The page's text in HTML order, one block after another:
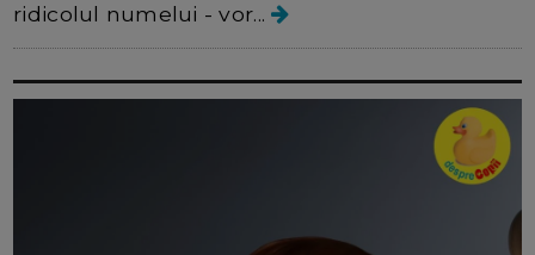
ridicolul numelui - vor...